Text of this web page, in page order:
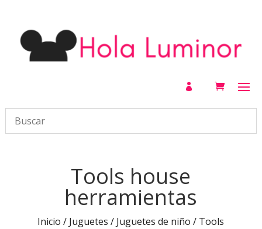

Tools house
herramientas
Inicio / Juguetes / Juguetes de niño / Tools